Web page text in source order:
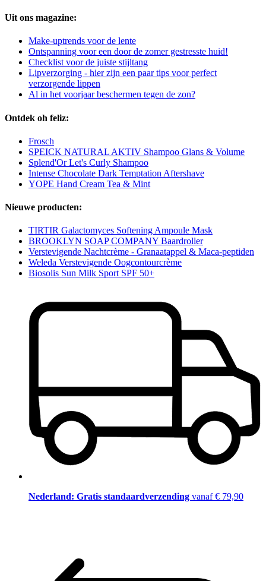
Uit ons magazine:
Make-uptrends voor de lente
Ontspanning voor een door de zomer gestresste huid!
Checklist voor de juiste stijltang
Lipverzorging - hier zijn een paar tips voor perfect
verzorgende lippen
Al in het voorjaar beschermen tegen de zon?
Ontdek oh feliz:
Frosch
SPEICK NATURAL AKTIV Shampoo Glans & Volume
Splend'Or Let's Curly Shampoo
Intense Chocolate Dark Temptation Aftershave
YOPE Hand Cream Tea & Mint
Nieuwe producten:
TIRTIR Galactomyces Softening Ampoule Mask
BROOKLYN SOAP COMPANY Baardroller
Verstevigende Nachtcrème - Granaatappel & Maca-peptiden
Weleda Verstevigende Oogcontourcrème
Biosolis Sun Milk Sport SPF 50+
Nederland: Gratis standaardverzending vanaf € 79,90